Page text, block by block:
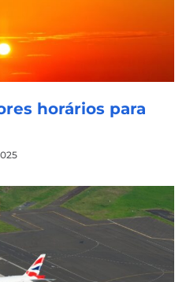
horários para